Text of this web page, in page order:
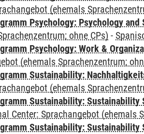
(ehemals
Psychology: Psychology and
ohne CPs) -
Psychology: Work &
(ehemals Sprachenzentrum;
Sustainability:
(ehemals
Sustainability:
Center: Sprachangebot (ehemals
Sustainability: